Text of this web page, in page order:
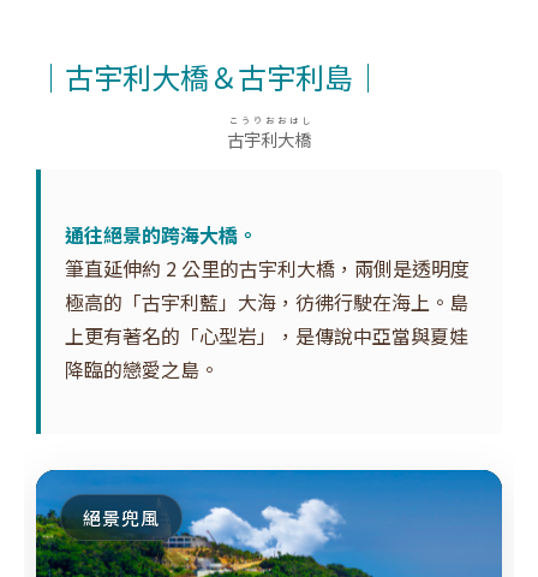
｜古宇利大橋＆古宇利島｜
古宇利大橋
こうりおおはし
通往絕景的跨海大橋。
筆直延伸約 2 公里的古宇利大橋，兩側是透明度
極高的「古宇利藍」大海，彷彿行駛在海上。島
上更有著名的「心型岩」，是傳說中亞當與夏娃
降臨的戀愛之島。
絕景兜風